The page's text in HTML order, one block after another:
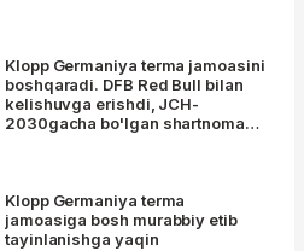
Klopp Germaniya terma jamoasini
boshqaradi. DFB Red Bull bilan
kelishuvga erishdi, JCH-
2030gacha bo'lgan shartnoma
Klopp Germaniya terma
jamoasiga bosh murabbiy etib
tayinlanishga yaqin